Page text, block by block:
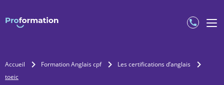
Accueil Formation Anglais cpf
Les certifications d’anglais
toeic